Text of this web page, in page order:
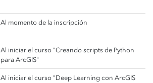
Al momento de la inscripción
Al iniciar el curso "Creando scripts de Python
para ArcGIS"
Al iniciar el curso "Deep Learning con ArcGIS